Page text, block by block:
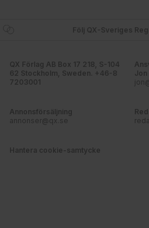
Följ QX-Sveriges
QX Förlag AB Box 17 218, S-104
62 Stockholm, Sweden. +46-8
7203001
Jon
Annonsförsäljning
annonser@qx.se
Hantera cookie-samtycke